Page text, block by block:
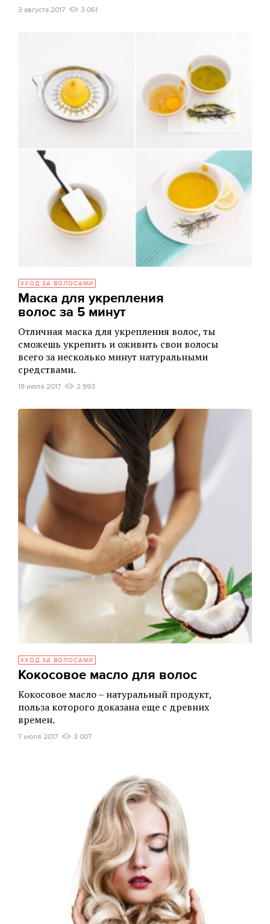
3 августа 2017 3 061
УХОД ЗА ВОЛОСАМИ
Маска для укрепления
волос за 5 минут
Отличная маска для укрепления волос, ты
сможешь укрепить и оживить свои волосы
всего за несколько минут натуральными
средствами.
19 июля 2017 2 993
УХОД ЗА ВОЛОСАМИ
Кокосовое масло для волос
Кокосовое масло – натуральный продукт,
польза которого доказана еще с древних
времен.
7 июля 2017 3 007